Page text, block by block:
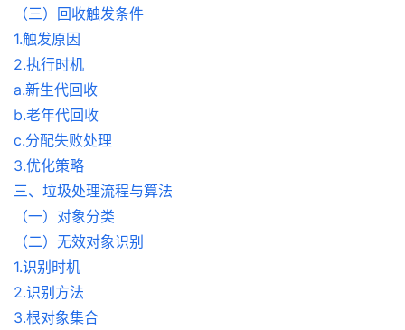
（三）回收触发条件
1.触发原因
2.执行时机
a.新生代回收
b.老年代回收
c.分配失败处理
3.优化策略
三、垃圾处理流程与算法
（一）对象分类
（二）无效对象识别
1.识别时机
2.识别方法
3.根对象集合